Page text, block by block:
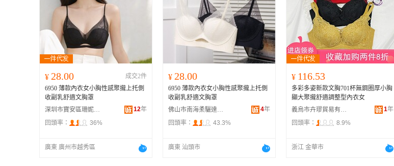
¥ 28.00
成交2件
6950 薄款內衣女小胸性感聚攏上托側
收副乳舒適文胸罩
深圳市寶安區珊妮服飾批發商行
12年
回頭率：
36%
廣東 廣州市越秀區
¥ 28.00
6950 薄款內衣女小胸性感聚攏上托側
收副乳舒適文胸罩
佛山市南海柔驪達內衣商行
4年
回頭率：
43.3%
廣東 汕頭市
¥ 116.53
多彩多姿新款文胸701杯無鋼圈厚小胸
顯大聚攏舒適調整型內衣女
義烏市卉璆貿易有限公司
1年
回頭率：
8.9%
浙江 金華市